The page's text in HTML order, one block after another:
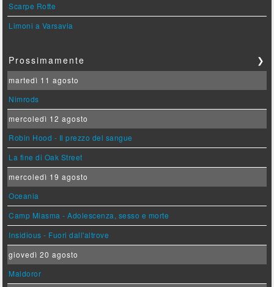
Scarpe Rotte
Limoni a Varsavia
Prossimamente ❯
martedì 11 agosto
Nimrods
mercoledì 12 agosto
Robin Hood - Il prezzo del sangue
La fine di Oak Street
mercoledì 19 agosto
Oceania
Camp Miasma - Adolescenza, sesso e morte
Insidious - Fuori dall'altrove
giovedì 20 agosto
Maldoror